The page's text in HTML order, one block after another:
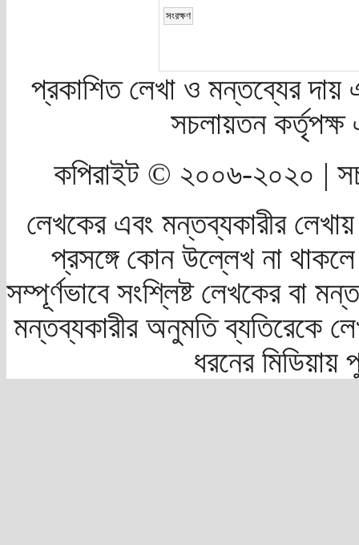
প্রকাশিত লেখা ও মন্তব্যের দায়
সচলায়তন
কপিরাইট © ২০০৬-২০২০ |
লেখকের এবং মন্তব্যকারীর
প্রসঙ্গে কোন উল্লেখ না
সম্পূর্ণভাবে সংশ্লিষ্ট লেখকের বা
মন্তব্যকারীর অনুমতি ব্যতিরেকে
ধরনের মিডিয়ায়